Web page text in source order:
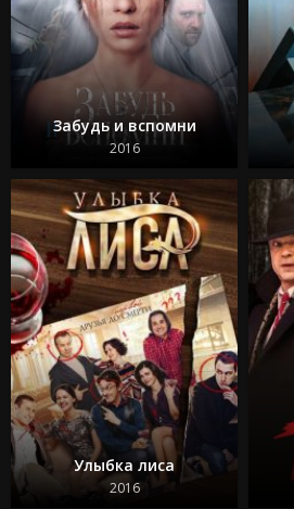
Забудь и вспомни
2016
Улыбка лиса
2016